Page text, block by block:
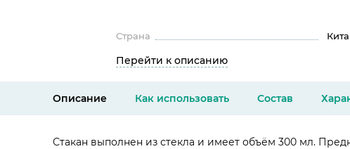
Страна
Перейти к описанию
Описание Как использовать Состав
Стакан выполнен из стекла и имеет объём 300 мл.